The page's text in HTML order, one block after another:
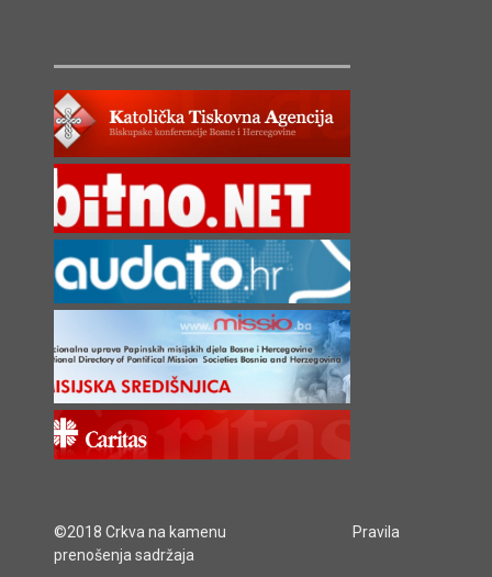
©2018 Crkva na kamenu
Pravila
prenošenja sadržaja